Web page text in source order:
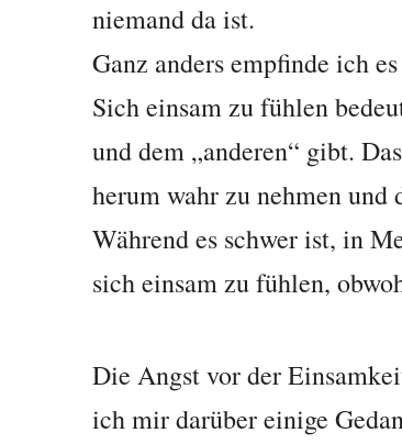
niemand da ist.
Ganz anders empfinde ich
Sich einsam zu fühlen
und dem „anderen“ gibt.
herum wahr zu nehmen
Während es schwer ist, in
sich einsam zu fühlen,
Die Angst vor der
ich mir darüber einige